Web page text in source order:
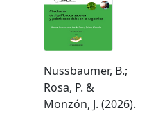
Nussbaumer, B.;
Rosa, P. &
Monzón, J. (2026).